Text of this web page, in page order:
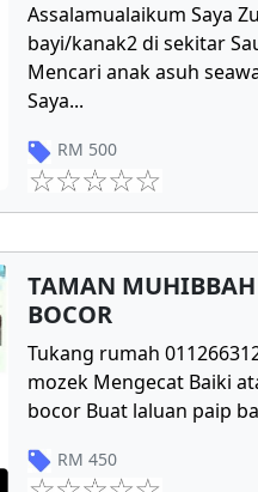
Assalamualaikum Saya
bayi/kanak2 di sekitar
Mencari anak asuh
Saya...
RM 500
TAMAN MUHIBBAH
BOCOR
Tukang rumah
mozek Mengecat Baiki
bocor Buat laluan paip
RM 450